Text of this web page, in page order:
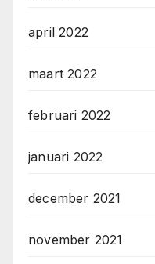
april 2022
maart 2022
februari 2022
januari 2022
december 2021
november 2021